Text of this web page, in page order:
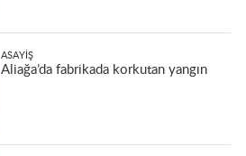
ASAYIŞ
Aliağa’da fabrikada korkutan yangın